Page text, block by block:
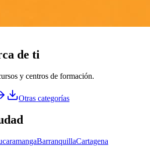
de ti
y centros de formación.
Otras categorías
BarranquillaCartagena